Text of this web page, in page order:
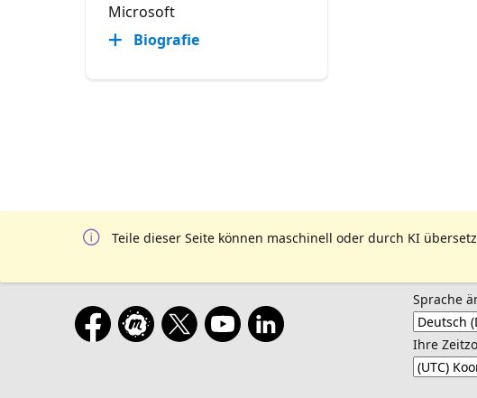
Microsoft
Biografie
Teile dieser Seite können maschinell oder durch KI
Sprache
Ihre